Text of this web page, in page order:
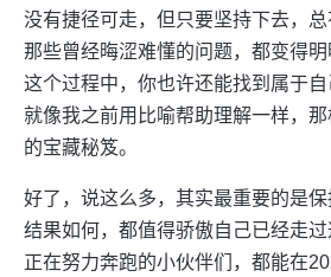
没有捷径可走，但只要坚持下去，总
那些曾经晦涩难懂的问题，都变得
这个过程中，你也许还能找到属于自
就像我之前用比喻帮助理解一样，
的宝藏秘笈。
好了，说这么多，其实最重要的是
结果如何，都值得骄傲自己已经走
正在努力奔跑的小伙伴们，都能在